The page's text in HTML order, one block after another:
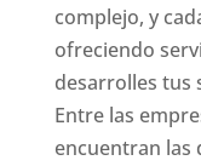
complejo, y
ofreciendo
desarrolles tus
Entre las
encuentran las